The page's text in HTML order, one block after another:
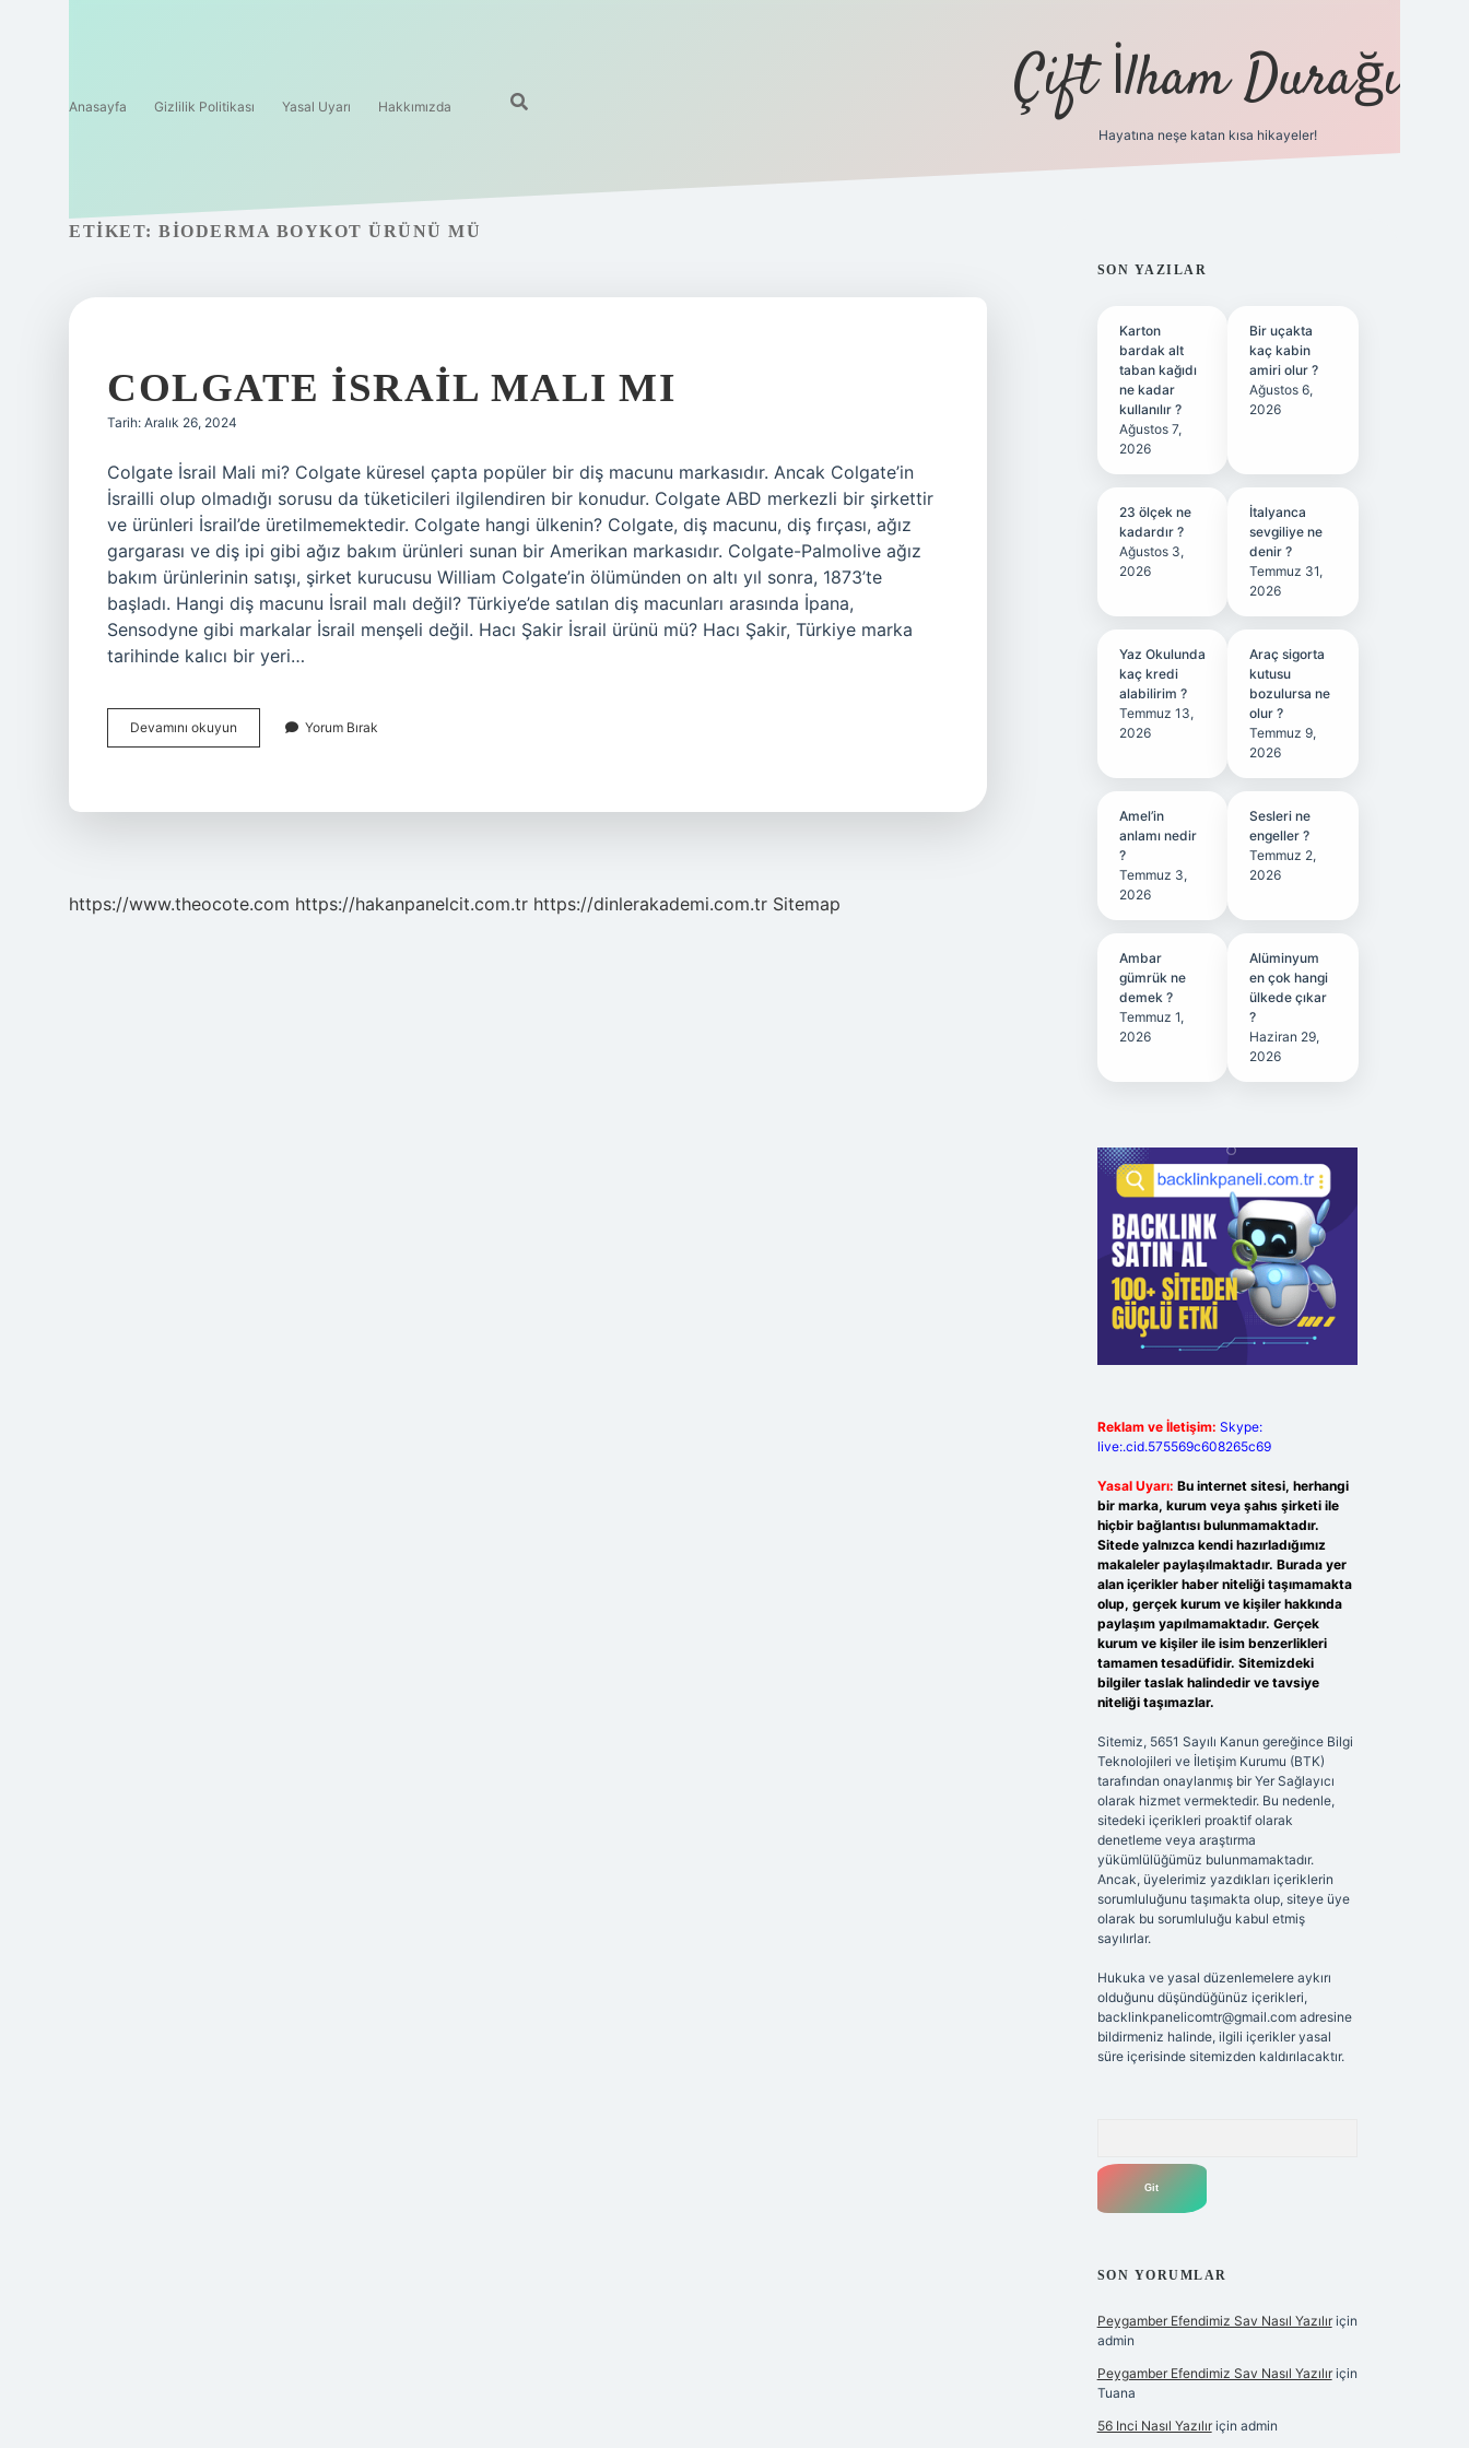
Anasayfa Gizlilik Politikası Yasal Uyarı Hakkımızda Çift İlham Durağı
Hayatına neşe katan kısa hikayeler!
ETIKET: BIODERMA BOYKOT ÜRÜNÜ MÜ
COLGATE İSRAIL MALI MI
Tarih: Aralık 26, 2024
Colgate İsrail Mali mi? Colgate küresel çapta popüler bir diş macunu markasıdır. Ancak Colgate’in
İsrailli olup olmadığı sorusu da tüketicileri ilgilendiren bir konudur. Colgate ABD merkezli bir şirkettir
ve ürünleri İsrail’de üretilmemektedir. Colgate hangi ülkenin? Colgate, diş macunu, diş fırçası, ağız
gargarası ve diş ipi gibi ağız bakım ürünleri sunan bir Amerikan markasıdır. Colgate-Palmolive ağız
bakım ürünlerinin satışı, şirket kurucusu William Colgate’in ölümünden on altı yıl sonra, 1873’te
başladı. Hangi diş macunu İsrail malı değil? Türkiye’de satılan diş macunları arasında İpana,
Sensodyne gibi markalar İsrail menşeli değil. Hacı Şakir İsrail ürünü mü? Hacı Şakir, Türkiye marka
tarihinde kalıcı bir yeri…
Devamını okuyun
İSrail
Yorum Bırak
https://www.theocote.com https://hakanpanelcit.com.tr https://dinlerakademi.com.tr Sitemap
SIDEBAR
SON YAZILAR
Karton
bardak alt
taban kağıdı
ne kadar
kullanılır ?
Ağustos 7,
2026
Bir uçakta
kaç kabin
amiri olur ?
Ağustos 6,
2026
23 ölçek ne
kadardır ?
Ağustos 3,
2026
İtalyanca
sevgiliye ne
denir ?
Temmuz 31,
2026
Yaz Okulunda
kaç kredi
alabilirim ?
Temmuz 13,
2026
Araç sigorta
kutusu
bozulursa ne
olur ?
Temmuz 9,
2026
Amel’in
anlamı nedir
?
Temmuz 3,
2026
Sesleri ne
engeller ?
Temmuz 2,
2026
Ambar
gümrük ne
demek ?
Temmuz 1,
2026
Alüminyum
en çok hangi
ülkede çıkar
?
Haziran 29,
2026
Reklam ve İletişim: Skype:
live:.cid.575569c608265c69
Yasal Uyarı: Bu internet sitesi, herhangi
bir marka, kurum veya şahıs şirketi ile
hiçbir bağlantısı bulunmamaktadır.
Sitede yalnızca kendi hazırladığımız
makaleler paylaşılmaktadır. Burada yer
alan içerikler haber niteliği taşımamakta
olup, gerçek kurum ve kişiler hakkında
paylaşım yapılmamaktadır. Gerçek
kurum ve kişiler ile isim benzerlikleri
tamamen tesadüfidir. Sitemizdeki
bilgiler taslak halindedir ve tavsiye
niteliği taşımazlar.
Sitemiz, 5651 Sayılı Kanun gereğince Bilgi
Teknolojileri ve İletişim Kurumu (BTK)
tarafından onaylanmış bir Yer Sağlayıcı
olarak hizmet vermektedir. Bu nedenle,
sitedeki içerikleri proaktif olarak
denetleme veya araştırma
yükümlülüğümüz bulunmamaktadır.
Ancak, üyelerimiz yazdıkları içeriklerin
sorumluluğunu taşımakta olup, siteye üye
olarak bu sorumluluğu kabul etmiş
sayılırlar.
Hukuka ve yasal düzenlemelere aykırı
olduğunu düşündüğünüz içerikleri,
backlinkpanelicomtr@gmail.comadresine
bildirmeniz halinde, ilgili içerikler yasal
süre içerisinde sitemizden kaldırılacaktır.
SON YORUMLAR
Peygamber Efendimiz Sav Nasıl Yazılıriçin
admin
Peygamber Efendimiz Sav Nasıl Yazılıriçin
Tuana
56 Inci Nasıl Yazılıriçin admin